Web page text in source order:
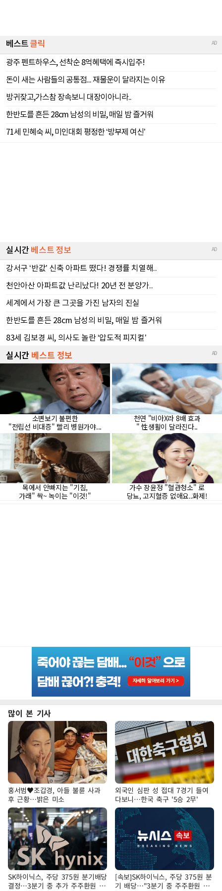
많이 본 기사
홍서범♥조갑경, 아들 불륜 사과
후 근황…밝은 미소
외국인 심판 성 접대 7경기 들여
다보니…한국 축구 '5승 2무'
SK하이닉스, 주당 375원 분기배당
결정…3분기 중 추가 주주환원 발
[속보]SK하이닉스, 주당 375원 분
기 배당…"3분기 중 주주환원 방